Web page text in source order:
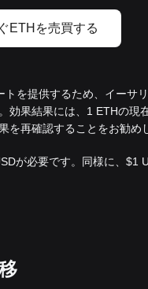
ETHを売買する
を提供するため、イーサ
果結果には、1 ETHの現
再確認することをお勧め
が必要です。同様に、$1